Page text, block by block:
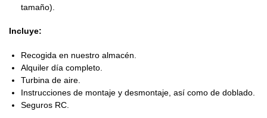
tamaño).
Incluye:
Recogida en nuestro almacén.
Alquiler día completo.
Turbina de aire.
Instrucciones de montaje y desmontaje, así como de doblado.
Seguros RC.